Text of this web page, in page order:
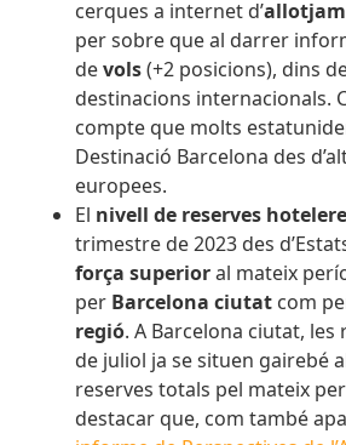
cerques a internet d’
per sobre que al darrer
devols(+2 posicions), dins
destinacions internacionals.
compte que molts
Destinació Barcelona des
europees.
El nivell de reserves
trimestre de 2023 des
força superioral mateix
per Barcelona ciutat com
regió. A Barcelona ciutat, les
de juliol ja se situen gairebé
reserves totals pel mateix
destacar que, com també